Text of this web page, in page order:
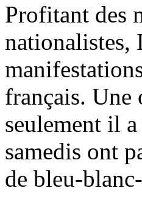
Profitant des
nationalistes,
français. Une
seulement il
samedis ont
de bleu-